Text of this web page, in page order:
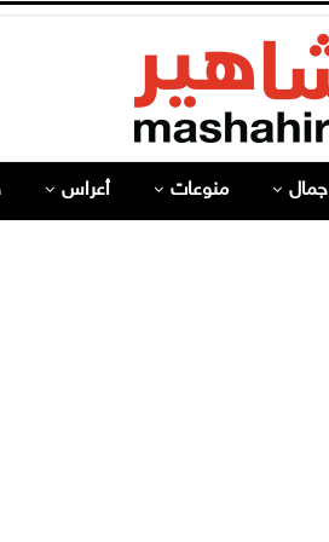
جمال منوعات أعراس